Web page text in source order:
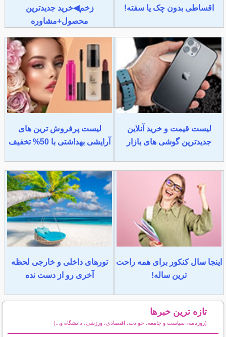
اقساطی بدون چک یا سفته!
زخم◀خرید جدیدترین
محصول+مشاوره
لیست قیمت و خرید آنلاین
جدیدترین گوشی های بازار
لیست پرفروش ترین های
آرایشی بهداشتی با 50% تخفیف
اینجا سال کنکور برای همه راحت
ترین ساله!
تورهای داخلی و خارجی لحظه
آخری رو از دست نده
تازه ترین خبرها
(روزنامه، سیاست و جامعه، حوادث، اقتصادی، ورزشی، دانشگاه و...)